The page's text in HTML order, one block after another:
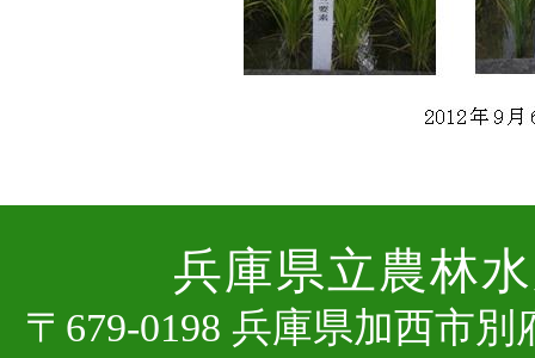
兵庫県⽴農林
〒679-0198 兵庫県加⻄市